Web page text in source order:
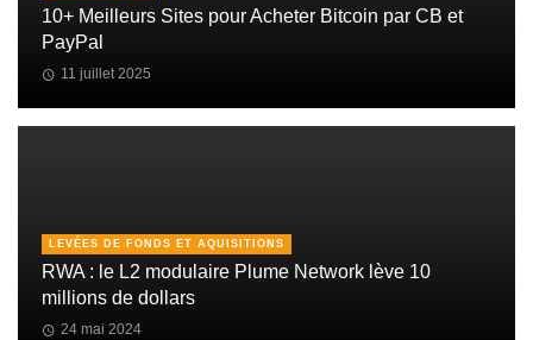
10+ Meilleurs Sites pour Acheter Bitcoin par CB et
PayPal
11 juillet 2025
LEVÉES DE FONDS ET AQUISITIONS
RWA : le L2 modulaire Plume Network lève 10
millions de dollars
24 mai 2024